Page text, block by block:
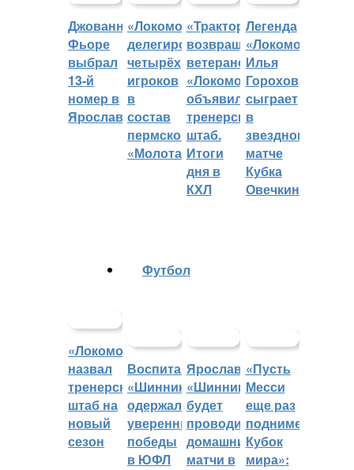
Джованни
Фьоре
выбрал
13-й
номер в
Ярославле
«Локомотив»
делегировал
четырёх
игроков
в
состав
пермского
«Молота»
«Трактор»
возвращает
ветеранов,
«Локомотив»
объявил
тренерский
штаб.
Итоги
дня в
КХЛ
Легенда
«Локомотива»
Илья
Горохов
сыграет
в
звездном
матче
Кубка
Овечкина
«Локомотив»
назвал
тренерский
штаб на
новый
сезон
Футбол
Воспитанники
«Шинника»
одержали
уверенные
победы
в ЮФЛ
Ярославский
«Шинник»
будет
проводить
домашние
матчи в
«Пусть
Месси
еще раз
поднимет
Кубок
мира»: